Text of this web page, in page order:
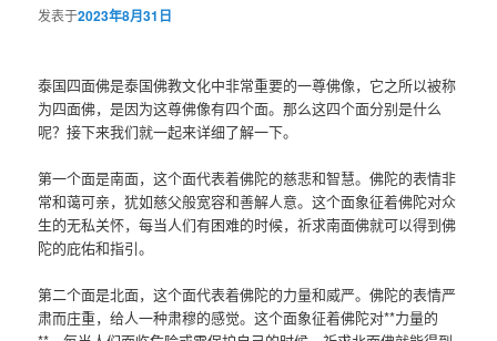
发表于2023年8月31日
泰国四面佛是泰国佛教文化中非常重要的一尊佛像，它之所以被称
为四面佛，是因为这尊佛像有四个面。那么这四个面分别是什么
呢？接下来我们就一起来详细了解一下。
第一个面是南面，这个面代表着佛陀的慈悲和智慧。佛陀的表情非
常和蔼可亲，犹如慈父般宽容和善解人意。这个面象征着佛陀对众
生的无私关怀，每当人们有困难的时候，祈求南面佛就可以得到佛
陀的庇佑和指引。
第二个面是北面，这个面代表着佛陀的力量和威严。佛陀的表情严
肃而庄重，给人一种肃穆的感觉。这个面象征着佛陀对**力量的